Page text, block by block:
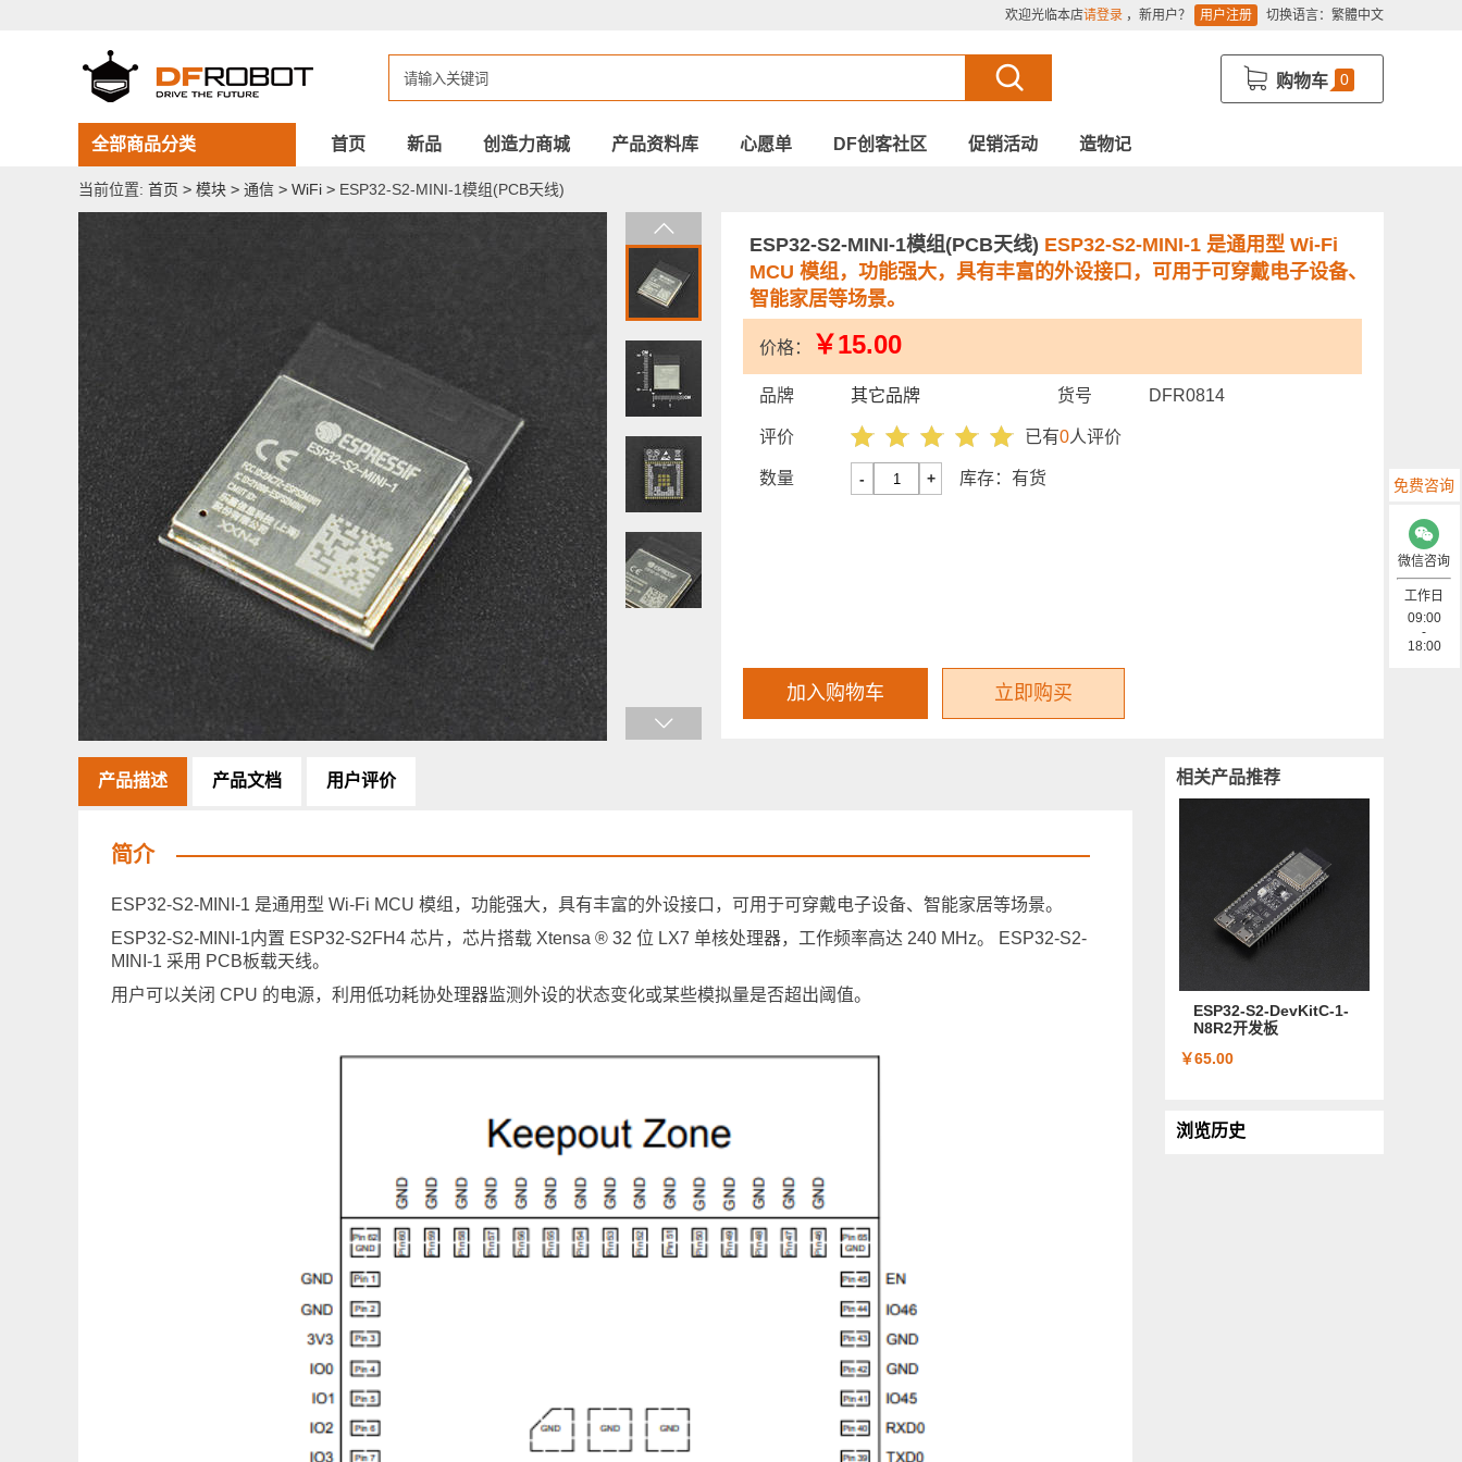
欢迎光临本店请登录 ，新用户？ 用户注册 切换语言： 繁體中文
购物车 0
全部商品分类 首页 新品 创造力商城 产品资料库 心愿单 DF创客社区 促销活动 造物记
当前位置: 首页 > 模块 > 通信 > WiFi > ESP32-S2-MINI-1模组(PCB天线)
ESP32-S2-MINI-1模组(PCB天线) ESP32-S2-MINI-1 是通用型 Wi-Fi
MCU 模组，功能强大，具有丰富的外设接口，可用于可穿戴电子设备、
智能家居等场景。
价格： ￥15.00
品牌 其它品牌 货号 DFR0814
评价 已有0人评价
数量 - + 库存： 有货
加入购物车 立即购买
产品描述 产品文档 用户评价
简介
ESP32-S2-MINI-1 是通用型 Wi-Fi MCU 模组，功能强大，具有丰富的外设接口，可用于可穿戴电子设备、智能家居等场景。
ESP32-S2-MINI-1内置 ESP32-S2FH4 芯片，芯片搭载 Xtensa ® 32 位 LX7 单核处理器，工作频率高达 240 MHz。 ESP32-S2-
MINI-1 采用 PCB板载天线。
用户可以关闭 CPU 的电源，利用低功耗协处理器监测外设的状态变化或某些模拟量是否超出阈值。
相关产品推荐
ESP32-S2-DevKitC-1-
N8R2开发板
￥65.00
浏览历史
免费咨询
微信咨询
工作日
09:00
-
18:00